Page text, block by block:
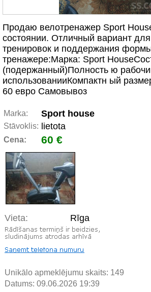
Продаю велотренажер Sport
состоянии. Отличный вариант
тренировок и поддержания
тренажере:Марка: Sport
(подержанный)Полность ю
использованииКомпактн ый
60 евро Самовывоз
Marka: Sport house
Stāvoklis: lietota
Cena: 60 €
Vieta: Rīga
Unikālo apmeklējumu skaits: 149
Datums: 09.06.2026 19:39